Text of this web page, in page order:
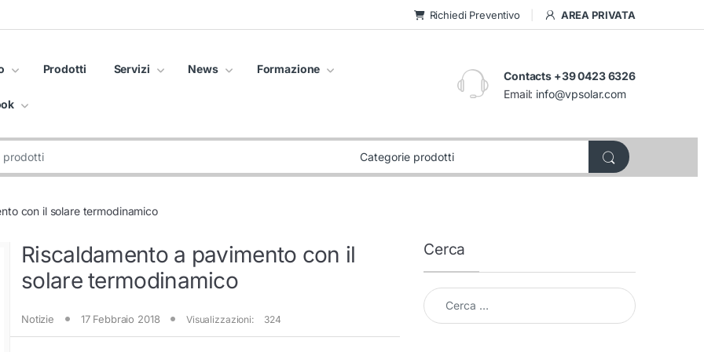
Richiedi Preventivo AREA PRIVATA
Prodotti Servizi News Formazione
Contacts +39 0423 6326
Email: info@vpsolar.com
con il solare termodinamico
Riscaldamento a pavimento con il
solare termodinamico
Notizie 17 Febbraio 2018 Visualizzazioni: 324
Cerca
Cerca per: